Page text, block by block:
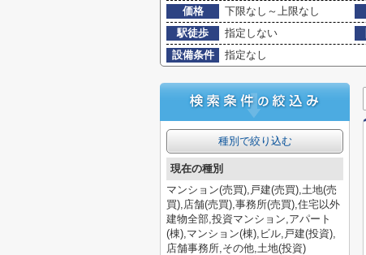
価格
下限なし～上限なし
駅徒歩
指定しない
設備条件
指定なし
種別で絞り込む
現在の種別
マンション(売買),戸建(売買),土地(売
買),店舗(売買),事務所(売買),住宅以外
建物全部,投資マンション,アパート
(棟),マンション(棟),ビル,戸建(投資),
店舗事務所,その他,土地(投資)